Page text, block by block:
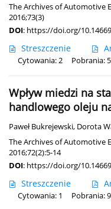
The Archives of Automotive
2016;73(3)
DOI: https://doi.org/
Streszczenie
Cytowania: 2
Pobrania:
Wpływ miedzi na
handlowego oleju
Paweł Bukrejewski, Dorota
The Archives of Automotive
2016;72(2):5-14
DOI: https://doi.org/
Streszczenie
Cytowania: 1
Pobrania: